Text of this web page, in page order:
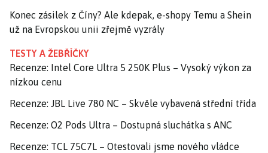
Konec zásilek z Číny? Ale kdepak, e-shopy Temu a Shein
už na Evropskou unii zřejmě vyzrály
TESTY A ŽEBŘÍČKY
Recenze: Intel Core Ultra 5 250K Plus – Vysoký výkon za
nízkou cenu
Recenze: JBL Live 780 NC – Skvěle vybavená střední třída
Recenze: O2 Pods Ultra – Dostupná sluchátka s ANC
Recenze: TCL 75C7L – Otestovali jsme nového vládce